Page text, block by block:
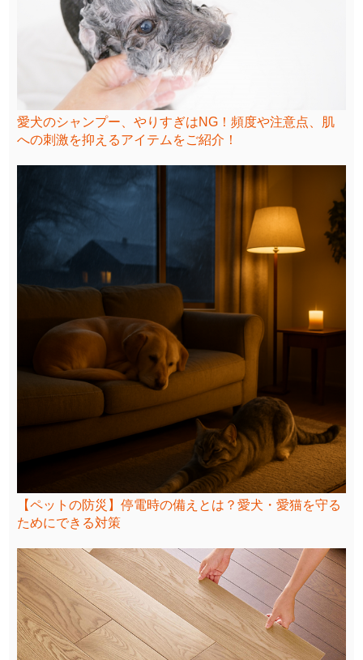
愛犬のシャンプー、やりすぎはNG！頻度や注意点、肌
への刺激を抑えるアイテムをご紹介！
【ペットの防災】停電時の備えとは？愛犬・愛猫を守る
ためにできる対策